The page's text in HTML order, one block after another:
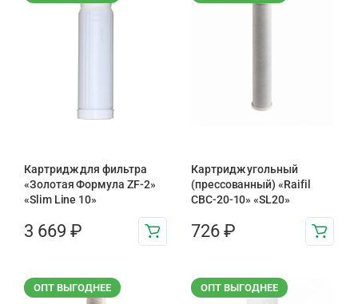
Картридж для фильтра
«Золотая Формула ZF-2»
«Slim Line 10»
3 669 ₽
Картридж угольный
(прессованный) «Raifil
CBC-20-10» «SL20»
726 ₽
ОПТ ВЫГОДНЕЕ ОПТ ВЫГОДНЕЕ